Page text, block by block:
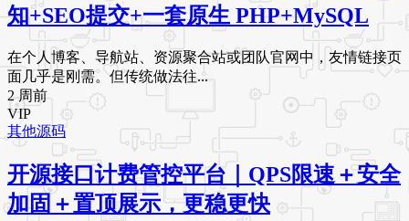
知+SEO提交+一套原生 PHP+MySQL
在个人博客、导航站、资源聚合站或团队官网中，友情链接页
面几乎是刚需。但传统做法往...
2 周前
VIP
其他源码
开源接口计费管控平台｜QPS限速＋安全
加固＋置顶展示，更稳更快